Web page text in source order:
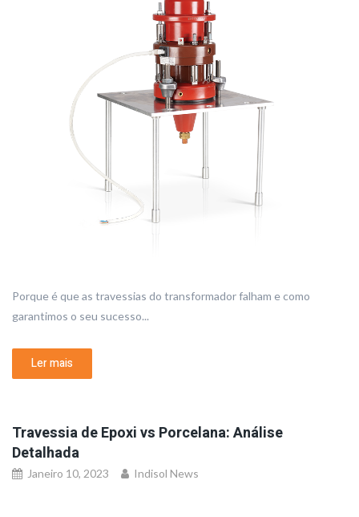
Porque é que as travessias do transformador falham e como
garantimos o seu sucesso...
Ler mais
Travessia de Epoxi vs Porcelana: Análise
Detalhada
Janeiro 10, 2023 Indisol News